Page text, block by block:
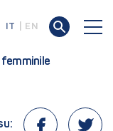
IT EN
femminile